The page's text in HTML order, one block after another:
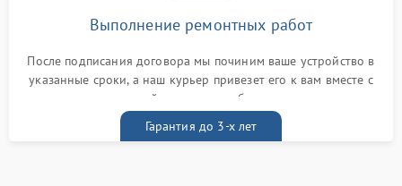
Выполнение ремонтных работ
После подписания договора мы починим ваше устройство в
указанные сроки, а наш курьер привезет его к вам вместе с
гарантийным талоном бесплатно
Гарантия до 3-х лет